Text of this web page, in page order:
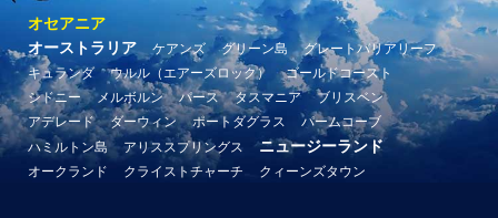
オセアニア
オーストラリア
ケアンズ グリーン島
グレートバリアリーフ
キュランダ
ウルル（エアーズロック）
ゴールドコースト
シドニー
メルボルン パース タスマニア
ブリスベン
アデレード
ダーウィン ポートダグラス
パームコーブ
ハミルトン島
アリススプリングス ニュージーランド
オークランド クライストチャーチ クィーンズタウン